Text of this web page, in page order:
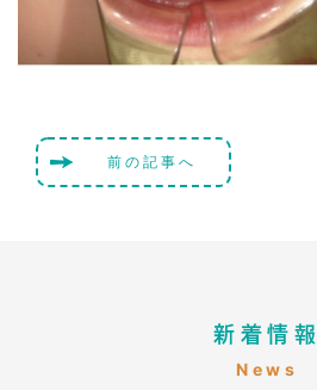
前の記事へ
新着情報
News